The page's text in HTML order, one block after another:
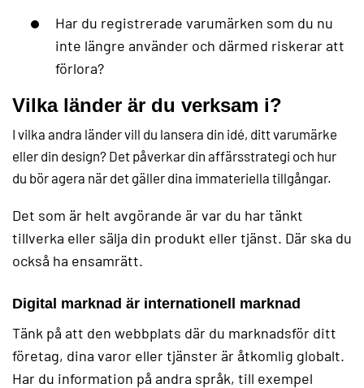
Har du registrerade varumärken som du nu
inte längre använder och därmed riskerar att
förlora?
Vilka länder är du verksam i?
I vilka andra länder vill du lansera din idé, ditt varumärke
eller din design? Det påverkar din affärsstrategi och hur
du bör agera när det gäller dina immateriella tillgångar.
Det som är helt avgörande är var du har tänkt
tillverka eller sälja din produkt eller tjänst. Där ska du
också ha ensamrätt.
Digital marknad är internationell marknad
Tänk på att den webbplats där du marknadsför ditt
företag, dina varor eller tjänster är åtkomlig globalt.
Har du information på andra språk, till exempel